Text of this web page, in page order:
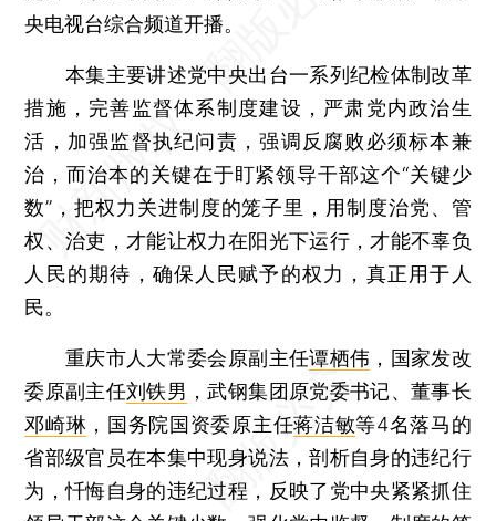
央电视台综合频道开播。
本集主要讲述党中央出台一系列纪检体制改革
措施，完善监督体系制度建设，严肃党内政治生
活，加强监督执纪问责，强调反腐败必须标本兼
治，而治本的关键在于盯紧领导干部这个“关键少
数”，把权力关进制度的笼子里，用制度治党、管
权、治吏，才能让权力在阳光下运行，才能不辜负
人民的期待，确保人民赋予的权力，真正用于人
民。
重庆市人大常委会原副主任谭栖伟 ，国家发改
委原副主任刘铁男 ，武钢集团原党委书记、董事长
邓崎琳 ，国务院国资委原主任蒋洁敏等4名落马的
省部级官员在本集中现身说法，剖析自身的违纪行
为，忏悔自身的违纪过程，反映了党中央紧紧抓住